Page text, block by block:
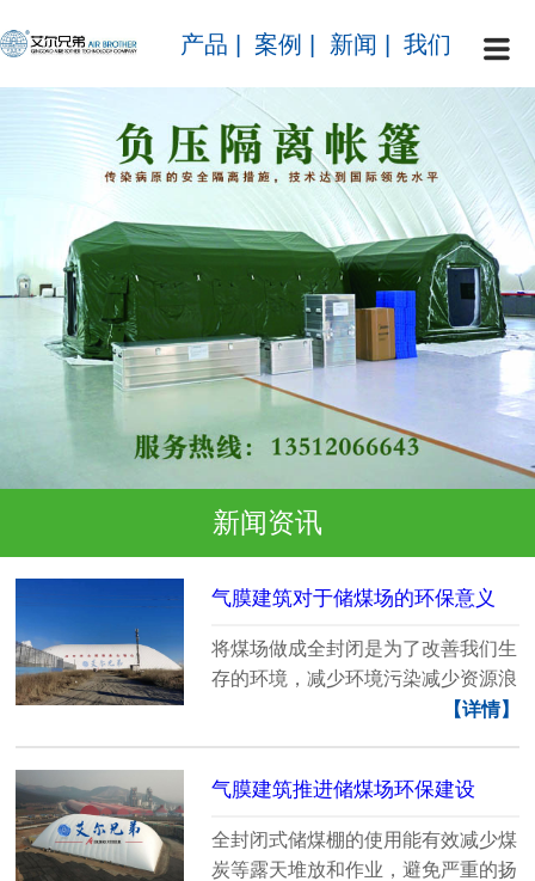
产品 案例 新闻 我们
新闻资讯
气膜建筑对于储煤场的环保意义
将煤场做成全封闭是为了改善我们生
存的环境，减少环境污染减少资源浪
【详情】
气膜建筑推进储煤场环保建设
全封闭式储煤棚的使用能有效减少煤
炭等露天堆放和作业，避免严重的扬